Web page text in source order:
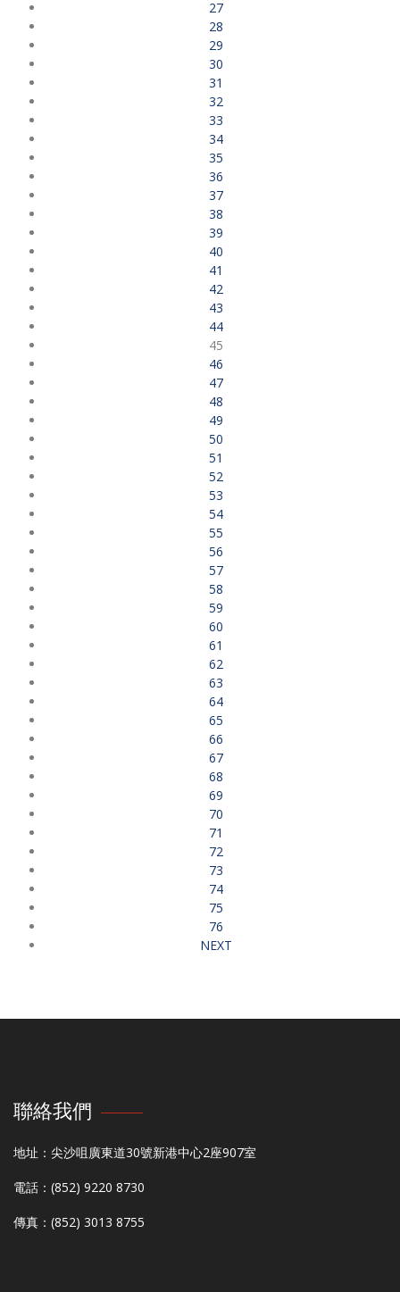
27
28
29
30
31
32
33
34
35
36
37
38
39
40
41
42
43
44
45
46
47
48
49
50
51
52
53
54
55
56
57
58
59
60
61
62
63
64
65
66
67
68
69
70
71
72
73
74
75
76
NEXT
聯絡我們
地址：尖沙咀廣東道30號新港中心2座907室
電話：(852) 9220 8730
傳真：(852) 3013 8755